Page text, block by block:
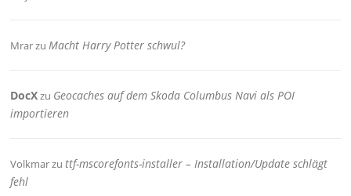
MrarzuMacht Harry Potter schwul?
DocXzu Geocaches auf dem Skoda Columbus Navi als POI
importieren
Volkmarzuttf-mscorefonts-installer – Installation/Update schlägt
fehl